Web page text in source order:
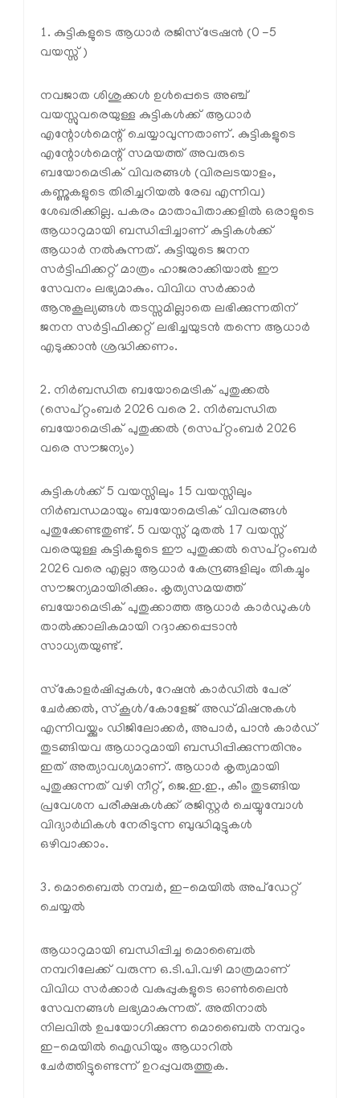
1. കുട്ടികളുടെ ആധാർ രജിസ്‌ട്രേഷൻ (0 -5
വയസ്സ്)
നവജാത ശിശുക്കൾ ഉൾപ്പെടെ അഞ്ച്
വയസ്സുവരെയുള്ള കുട്ടികൾക്ക് ആധാർ
എന്റോൾമെന്റ് ചെയ്യാവുന്നതാണ്. കുട്ടികളുടെ
എന്റോൾമെന്റ് സമയത്ത് അവരുടെ
ബയോമെട്രിക് വിവരങ്ങൾ (വിരലടയാളം,
കണ്ണുകളുടെ തിരിച്ചറിയൽ രേഖ എന്നിവ)
ശേഖരിക്കില്ല. പകരം മാതാപിതാക്കളിൽ ഒരാളുടെ
ആധാറുമായി ബന്ധിപ്പിച്ചാണ് കുട്ടികൾക്ക്
ആധാർ നൽകുന്നത്. കുട്ടിയുടെ ജനന
സർട്ടിഫിക്കറ്റ് മാത്രം ഹാജരാക്കിയാൽ ഈ
സേവനം ലഭ്യമാകും. വിവിധ സർക്കാർ
ആനുകൂല്യങ്ങൾ തടസ്സമില്ലാതെ ലഭിക്കുന്നതിന്
ജനന സർട്ടിഫിക്കറ്റ് ലഭിച്ചയുടൻ തന്നെ ആധാർ
എടുക്കാൻ ശ്രദ്ധിക്കണം.
2. നിർബന്ധിത ബയോമെട്രിക് പുതുക്കൽ
(സെപ്റ്റംബർ 2026 വരെ 2. നിർബന്ധിത
ബയോമെട്രിക് പുതുക്കൽ (സെപ്റ്റംബർ 2026
വരെ സൗജന്യം)
കുട്ടികൾക്ക് 5 വയസ്സിലും 15 വയസ്സിലും
നിർബന്ധമായും ബയോമെട്രിക് വിവരങ്ങൾ
പുതുക്കേണ്ടതുണ്ട്. 5 വയസ്സ് മുതൽ 17 വയസ്സ്
വരെയുള്ള കുട്ടികളുടെ ഈ പുതുക്കൽ സെപ്റ്റംബർ
2026 വരെ എല്ലാ ആധാർ കേന്ദ്രങ്ങളിലും തികച്ചും
സൗജന്യമായിരിക്കും. കൃത്യസമയത്ത്
ബയോമെട്രിക് പുതുക്കാത്ത ആധാർ കാർഡുകൾ
താൽക്കാലികമായി റദ്ദാക്കപ്പെടാൻ
സാധ്യതയുണ്ട്.
സ്‌കോളർഷിപ്പുകൾ, റേഷൻ കാർഡിൽ പേര്
ചേർക്കൽ, സ്‌കൂൾ/കോളേജ് അഡ്മിഷനുകൾ
എന്നിവയ്ക്കും ഡിജിലോക്കർ, അപാർ, പാൻ കാർഡ്
തുടങ്ങിയവ ആധാറുമായി ബന്ധിപ്പിക്കുന്നതിനും
ഇത് അത്യാവശ്യമാണ്. ആധാർ കൃത്യമായി
പുതുക്കുന്നത് വഴി നീറ്റ്, ജെ.ഇ.ഇ., കീം തുടങ്ങിയ
പ്രവേശന പരീക്ഷകൾക്ക് രജിസ്റ്റർ ചെയ്യുമ്പോൾ
വിദ്യാർഥികൾ നേരിടുന്ന ബുദ്ധിമുട്ടുകൾ
ഒഴിവാക്കാം.
3. മൊബൈൽ നമ്പർ, ഇ-മെയിൽ അപ്‌ഡേറ്റ്
ചെയ്യൽ
ആധാറുമായി ബന്ധിപ്പിച്ച മൊബൈൽ
നമ്പറിലേക്ക് വരുന്ന ഒ.ടി.പി.വഴി മാത്രമാണ്
വിവിധ സർക്കാർ വകുപ്പുകളുടെ ഓൺലൈൻ
സേവനങ്ങൾ ലഭ്യമാകുന്നത്. അതിനാൽ
നിലവിൽ ഉപയോഗിക്കുന്ന മൊബൈൽ നമ്പറും
ഇ-മെയിൽ ഐഡിയും ആധാറിൽ
ചേർത്തിട്ടുണ്ടെന്ന് ഉറപ്പുവരുത്തുക.